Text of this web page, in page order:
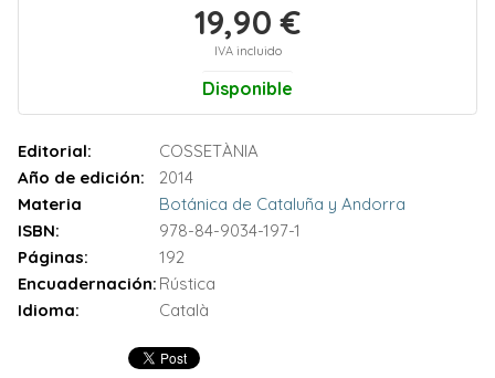
19,90 €
IVA incluido
Disponible
Editorial:
COSSETÀNIA
Año de edición:
2014
Materia
Botánica de Cataluña y Andorra
ISBN:
978-84-9034-197-1
Páginas:
192
Encuadernación: Rústica
Idioma:
Català